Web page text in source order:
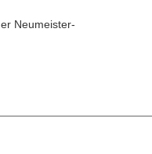
Neumeister-